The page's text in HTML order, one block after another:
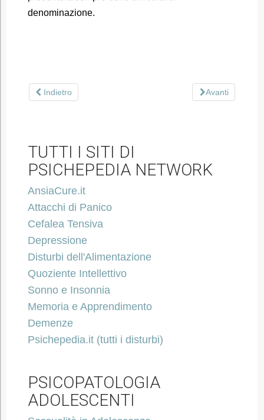
denominazione.
Indietro Avanti
TUTTI I SITI DI
PSICHEPEDIA NETWORK
AnsiaCure.it
Attacchi di Panico
Cefalea Tensiva
Depressione
Disturbi dell'Alimentazione
Quoziente Intellettivo
Sonno e Insonnia
Memoria e Apprendimento
Demenze
Psichepedia.it (tutti i disturbi)
PSICOPATOLOGIA
ADOLESCENTI